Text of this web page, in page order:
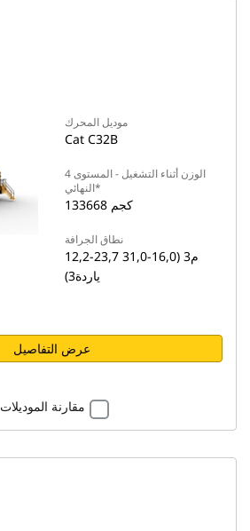
موديل المحرك
Cat C32B
الوزن أثناء التشغيل - المستوى 4
النهائي*
133668 كجم
نطاق الجرافة
12,2-23,7 م3 (16,0-31,0
ياردة3)
عرض التفاصيل
مقارنة الموديلات